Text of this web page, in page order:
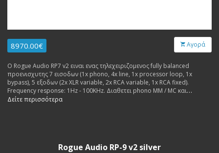
8970.00€ Αγορά
Ο Rogue Audio RP7 v2 ειναι ενας τηλεχειριζομενος fully balanced
προενισχυτης 7 εισοδων (1x phono, 4x line, 1x processor loop, 1x
bypass), 5 εξοδων (2x XLR variable, 2x RCA variable, 1x RCA fixed).
Frequency response: 1Hz - 100KHz. Διαθετει phono MM / MC και
ενισχυτη ακουστικων. Made in USA.
Δείτε περισσότερα
Rogue Audio RP-9 v2 silver